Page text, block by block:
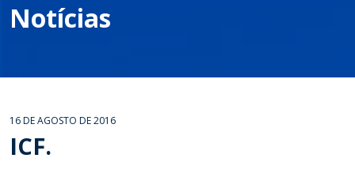
Notícias
16 DE AGOSTO DE 2016
ICF.